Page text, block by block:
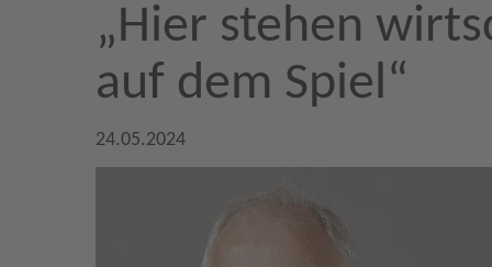
„Hier stehen
auf dem Spiel“
24.05.2024